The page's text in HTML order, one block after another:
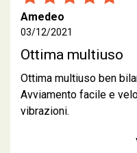
Amedeo
03/12/2021
Ottima multiuso
Ottima multiuso ben
Avviamento facile e
vibrazioni.